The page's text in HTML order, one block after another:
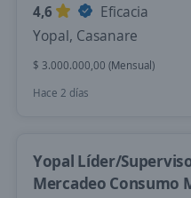
4,6
Eficacia
Yopal, Casanare
$ 3.000.000,00 (Mensual)
Hace 2 días
Yopal Líder/
Mercadeo Consumo